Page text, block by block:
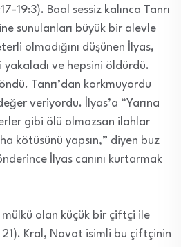
19:3). Baal sessiz kalınca Tanrı
sunulanları büyük bir alevle
olmadığını düşünen İlyas,
yakaladı ve hepsini öldürdü.
Tanrı’dan korkmuyordu
veriyordu. İlyas’a “Yarına
gibi ölü olmazsan ilahlar
kötüsünü yapsın,” diyen buz
İlyas canını kurtarmak
mülkü olan küçük bir çiftçi ile
Kral, Navot isimli bu çiftçinin